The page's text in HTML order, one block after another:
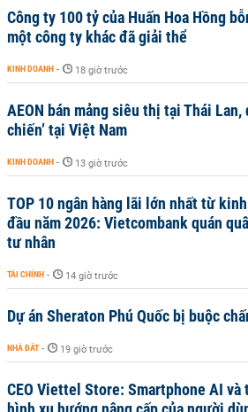
Công ty 100 tỷ của Huấn Hoa Hồng
một công ty khác đã giải thể
KINH DOANH - 18 giờ trước
AEON bán mảng siêu thị tại Thái Lan,
chiến’ tại Việt Nam
KINH DOANH - 13 giờ trước
TOP 10 ngân hàng lãi lớn nhất từ
đầu năm 2026: Vietcombank quán
tư nhân
TÀI CHÍNH - 14 giờ trước
Dự án Sheraton Phú Quốc bị buộc
NHÀ ĐẤT - 19 giờ trước
CEO Viettel Store: Smartphone AI